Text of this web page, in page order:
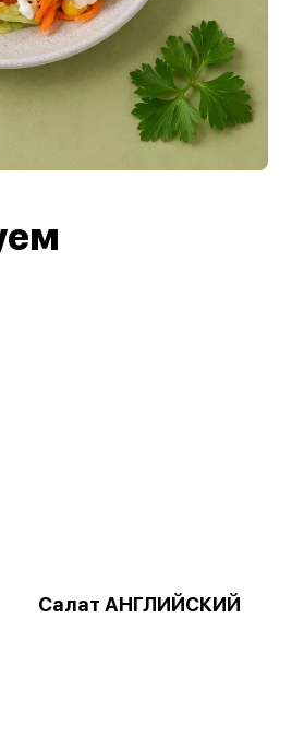
Салат АНГЛИЙСКИЙ